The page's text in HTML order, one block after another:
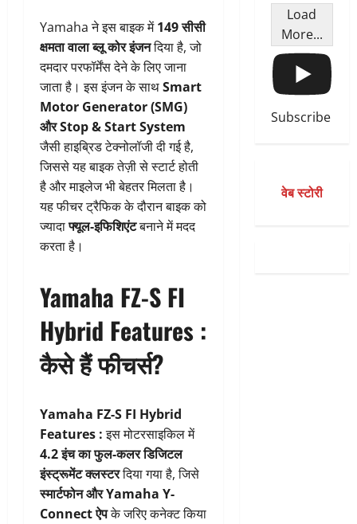
Yamaha ने इस बाइक में149 सीसी
क्षमता वाला ब्लू कोर इंजनदिया है, जो
दमदार परफॉर्मेंस देने के लिए जाना
जाता है। इस इंजन के साथSmart
Motor Generator (SMG)
और Stop & Start System
जैसी हाइब्रिड टेक्नोलॉजी दी गई है,
जिससे यह बाइक तेज़ी से स्टार्ट होती
है और माइलेज भी बेहतर मिलता है।
यह फीचर ट्रैफिक के दौरान बाइक को
ज्यादाफ्यूल-इफिशिएंटबनाने में मदद
करता है।
Yamaha FZ-S FI
Hybrid Features :
कैसे हैं फीचर्स?
Yamaha FZ-S FI Hybrid
Features :इस मोटरसाइकिल में
4.2 इंच का फुल-कलर डिजिटल
इंस्ट्रूमेंट क्लस्टरदिया गया है, जिसे
स्मार्टफोन और Yamaha Y-
Connect ऐपके जरिए कनेक्ट किया
Load
More...
Subscribe
वेब स्टोरी